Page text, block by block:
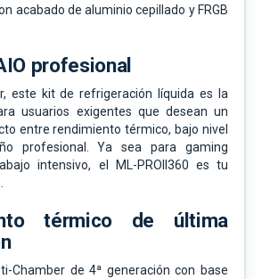
acabado de aluminio cepillado y FRGB
profesional
este kit de refrigeración líquida es la
usuarios exigentes que desean un
entre rendimiento térmico, bajo nivel
profesional. Ya sea para gaming
intensivo, el ML-PROII360 es tu
térmico de última
Chamber de 4ª generación con base